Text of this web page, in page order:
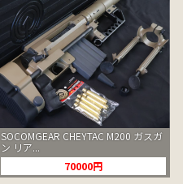
SOCOMGEAR CHEYTAC M200 ガスガ
ン リア...
70000円